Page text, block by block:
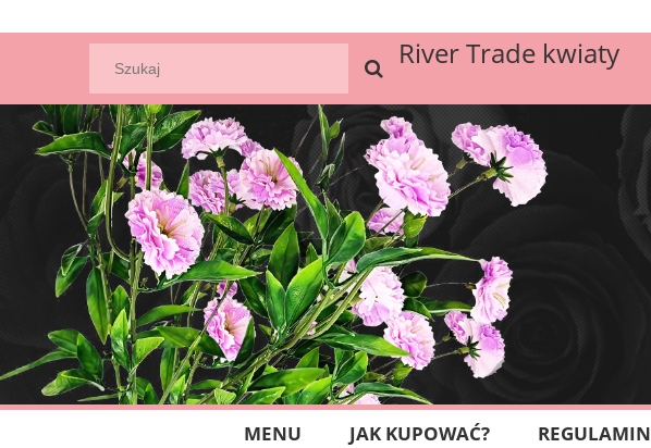
River Trade kwiaty
MENU JAK KUPOWAĆ? REGULAMIN